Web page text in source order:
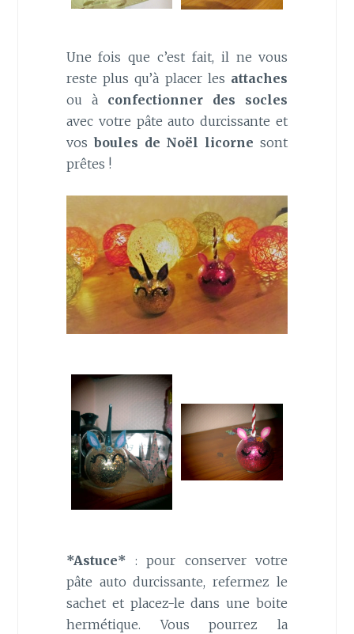
Une fois que c’est fait, il ne vous
reste plus qu’à placer les attaches
ou à confectionner des socles
avec votre pâte auto durcissante et
vos boules de Noël licorne sont
prêtes !
*Astuce* : pour conserver votre
pâte auto durcissante, refermez le
sachet et placez-le dans une boite
hermétique. Vous pourrez la